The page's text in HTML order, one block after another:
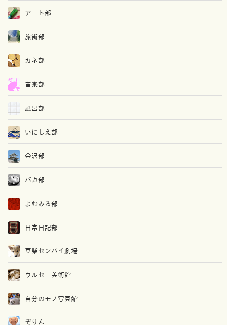
アート部
旅街部
カネ部
音楽部
風呂部
いにしえ部
金沢部
バカ部
よむみる部
日常日記部
豆柴センパイ劇場
ウルセー美術館
自分のモノ写真館
ぞりん